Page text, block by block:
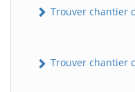
Trouver chantier
Trouver chantier